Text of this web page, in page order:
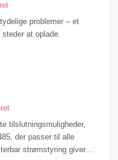
problemer – et
at oplade.
tilslutningsmuligheder,
der passer til alle
strømstyring giver…